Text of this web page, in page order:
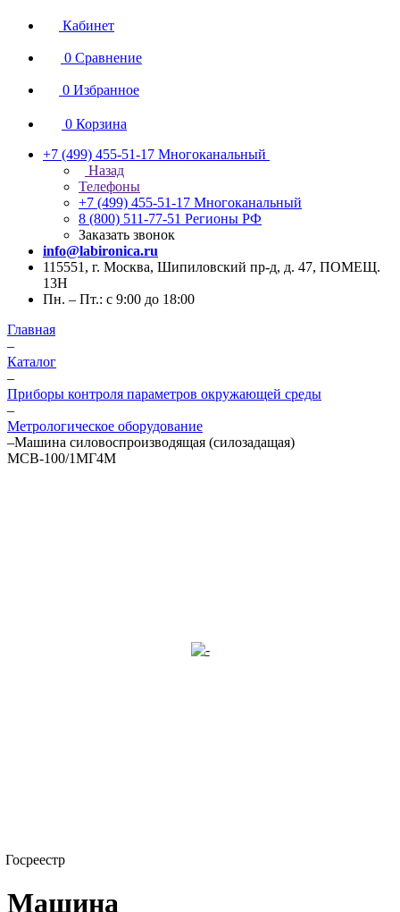
Кабинет
0 Сравнение
0 Избранное
0 Корзина
+7 (499) 455-51-17 Многоканальный
Назад
Телефоны
+7 (499) 455-51-17 Многоканальный
8 (800) 511-77-51 Регионы РФ
Заказать звонок
info@labironica.ru
115551, г. Москва, Шипиловский пр-д, д. 47, ПОМЕЩ.
13Н
Пн. – Пт.: с 9:00 до 18:00
Главная
–
Каталог
–
Приборы контроля параметров окружающей среды
–
Метрологическое оборудование
–Машина силовоспроизводящая (силозадащая)
МСВ-100/1МГ4М
Госреестр
Машина